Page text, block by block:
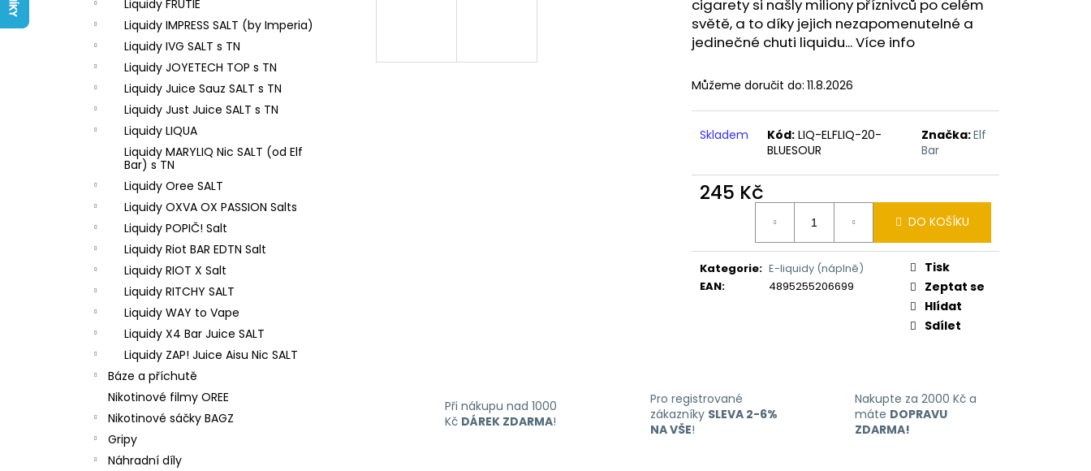
Liquidy FRUTIE
Liquidy IMPRESS SALT (by Imperia)
Liquidy IVG SALT s TN
Liquidy JOYETECH TOP s TN
Liquidy Juice Sauz SALT s TN
Liquidy Just Juice SALT s TN
Liquidy LIQUA
Liquidy MARYLIQ Nic SALT (od Elf
Bar) s TN
Liquidy Oree SALT
Liquidy OXVA OX PASSION Salts
Liquidy POPIČ! Salt
Liquidy Riot BAR EDTN Salt
Liquidy RIOT X Salt
Liquidy RITCHY SALT
Liquidy WAY to Vape
Liquidy X4 Bar Juice SALT
Liquidy ZAP! Juice Aisu Nic SALT
Báze a příchutě
Nikotinové filmy OREE
Nikotinové sáčky BAGZ
Gripy
Náhradní díly
cigarety si našly miliony příznivců po celém
světě, a to díky jejich nezapomenutelné a
jedinečné chuti liquidu... Více info
Můžeme doručit do: 11.8.2026
Skladem Kód: LIQ-ELFLIQ-20-
BLUESOUR
Značka:Elf
Bar
245 Kč
DO KOŠÍKU
Kategorie: E-liquidy (náplně)
EAN: 4895255206699
Tisk
Zeptat se
Hlídat
Sdílet
Při nákupu nad 1000
Kč DÁREK ZDARMA!
Pro registrované
zákazníky SLEVA 2-6%
NA VŠE!
Nakupte za 2000 Kč a
máte DOPRAVU
ZDARMA!
LIQUID ARAMAX 4PACK CIGAR
TOBACCO 4X10ML-18MG
558 Kč
LIQUID LIQUA AMERICAN BLEND 10ML-
6MG (AMERICKÝ MÍCHANÝ TABÁK)